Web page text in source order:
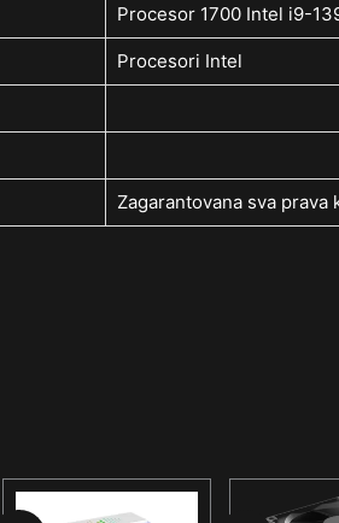
Procesor 1700 Intel i9-
Procesori Intel
Zagarantovana sva